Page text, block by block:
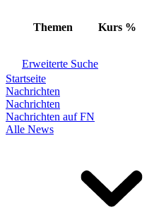
Themen Kurs %
Erweiterte Suche
Startseite
Nachrichten
Nachrichten
Nachrichten auf FN
Alle News